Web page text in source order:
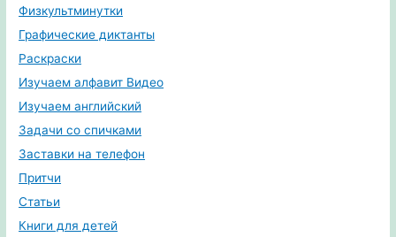
Физкультминутки
Графические диктанты
Раскраски
Изучаем алфавит Видео
Изучаем английский
Задачи со спичками
Заставки на телефон
Притчи
Статьи
Книги для детей